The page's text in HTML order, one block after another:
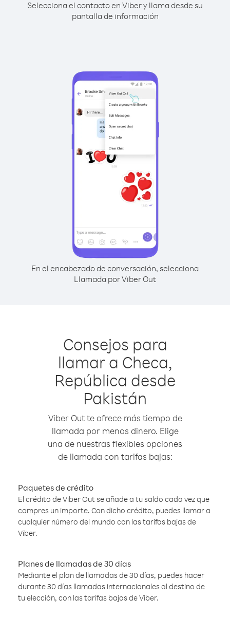
Selecciona el contacto en Viber y llama desde su
pantalla de información
En el encabezado de conversación, selecciona
Llamada por Viber Out
Consejos para
llamar a Checa,
República desde
Pakistán
Viber Out te ofrece más tiempo de
llamada por menos dinero. Elige
una de nuestras flexibles opciones
de llamada con tarifas bajas:
Paquetes de crédito
El crédito de Viber Out se añade a tu saldo cada vez que
compres un importe. Con dicho crédito, puedes llamar a
cualquier número del mundo con las tarifas bajas de
Viber.
Planes de llamadas de 30 días
Mediante el plan de llamadas de 30 días, puedes hacer
durante 30 días llamadas internacionales al destino de
tu elección, con las tarifas bajas de Viber.